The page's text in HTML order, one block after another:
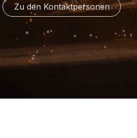
Zu den Konta​​​​​​​​​​​​ktper​​sonen